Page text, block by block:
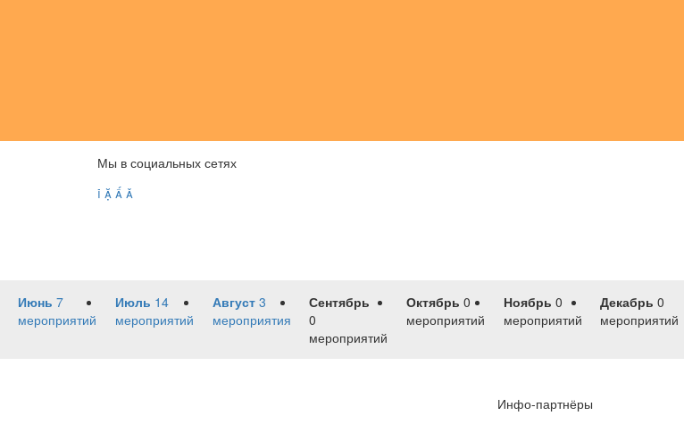
Мы в социальных сетях
   
Июнь 7
мероприятий
Июль 14
мероприятий
Август 3
мероприятия
Сентябрь
0
мероприятий
Октябрь 0
мероприятий
Ноябрь 0
мероприятий
Декабрь 0
мероприятий
Инфо-партнёры